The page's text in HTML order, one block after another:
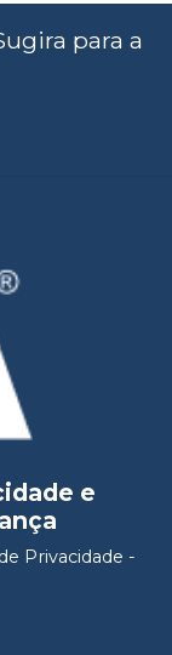
para a
e
Privacidade -